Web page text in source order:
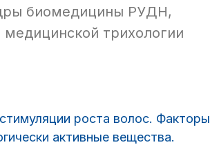
биомедицины РУДН,
медицинской трихологии
роста волос. Факторы
активные вещества.